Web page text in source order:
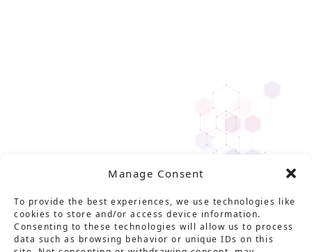
Manage Consent
To provide the best experiences, we use technologies like
cookies to store and/or access device information.
Consenting to these technologies will allow us to process
data such as browsing behavior or unique IDs on this